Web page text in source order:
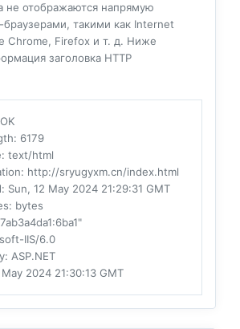
не отображаются напрямую
такими как Internet
Chrome, Firefox и т. д. Ниже
заголовка HTTP
: 6179
: text/html
: http://sryugyxm.cn/index.html
: Sun, 12 May 2024 21:29:31 GMT
: bytes
IIS/6.0
: ASP.NET
2024 21:30:13 GMT